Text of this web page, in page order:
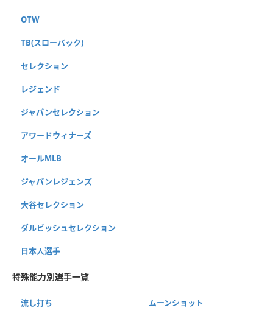
OTW
TB(スローバック)
セレクション
レジェンド
ジャパンセレクション
アワードウィナーズ
オールMLB
ジャパンレジェンズ
大谷セレクション
ダルビッシュセレクション
日本人選手
特殊能力別選手一覧
流し打ち ムーンショット